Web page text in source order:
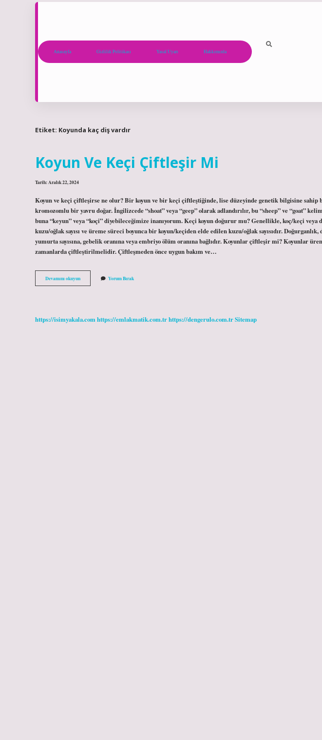
Anasayfa Gizlilik Politikası Yasal Uyarı Hakkımızda
Etiket: Koyunda kaç diş vardır
Koyun Ve Keçi Çiftleşir Mi
Tarih: Aralık 22, 2024
Koyun ve keçi çiftleşirse ne olur? Bir koyun ve bir keçi çiftleştiğinde, lise düzeyinde genetik bilgisine sahip
kromozomlu bir yavru doğar. İngilizcede “shoat” veya “geep” olarak adlandırılır, bu “sheep” ve “goat”
buna “keyun” veya “koçi” diyebileceğimize inanıyorum. Keçi koyun doğurur mu? Genellikle, koç/keçi veya
kuzu/oğlak sayısı ve üreme süreci boyunca bir koyun/keçiden elde edilen kuzu/oğlak sayısıdır.
yumurta sayısına, gebelik oranına veya embriyo ölüm oranına bağlıdır. Koyunlar çiftleşir mi? Koyunlar
zamanlarda çiftleştirilmelidir. Çiftleşmeden önce uygun bakım ve…
Devamını okuyunKoyun
Ve
Yorum Bırak
https://isimyakala.comhttps://emlakmatik.com.trhttps://dengerulo.com.trSitemap